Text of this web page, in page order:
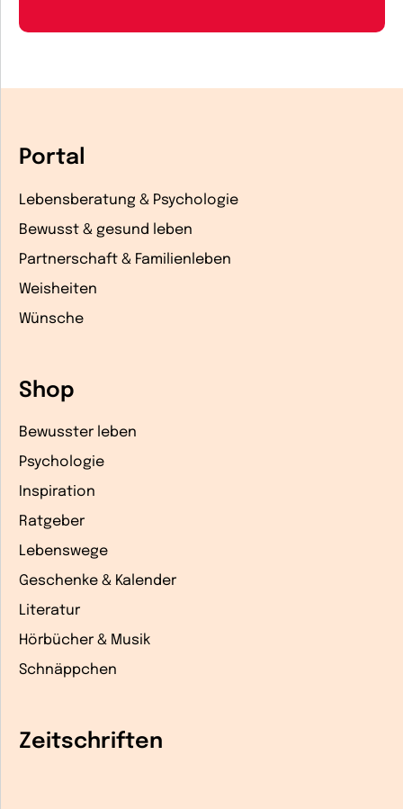
Portal
Lebensberatung & Psychologie
Bewusst & gesund leben
Partnerschaft & Familienleben
Weisheiten
Wünsche
Shop
Bewusster leben
Psychologie
Inspiration
Ratgeber
Lebenswege
Geschenke & Kalender
Literatur
Hörbücher & Musik
Schnäppchen
Zeitschriften